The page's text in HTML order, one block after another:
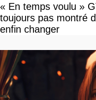
« En temps voulu »
toujours pas montré
enfin changer